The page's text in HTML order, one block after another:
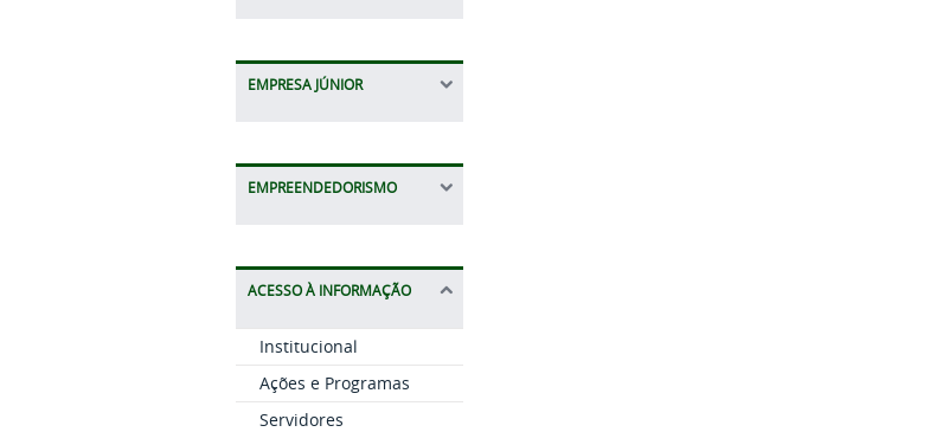
EMPRESA JÚNIOR
EMPREENDEDORISMO
ACESSO À INFORMAÇÃO
Institucional
Ações e Programas
Servidores